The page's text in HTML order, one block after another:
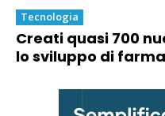
Tecnologia
Creati quasi 700
lo sviluppo di